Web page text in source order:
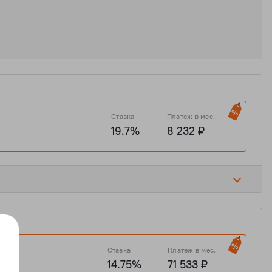
Ставка
19.7%
Платеж в мес.
8 232 ₽
Ставка
14.75%
Платеж в мес.
71 533 ₽